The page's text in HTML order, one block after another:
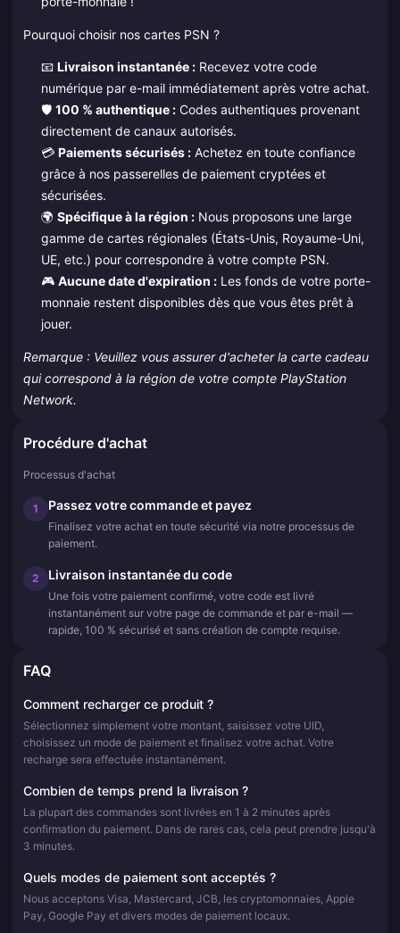
Pourquoi choisir nos cartes PSN ?
📧 Livraison instantanée :Recevez votre code
numérique par e-mail immédiatement après votre achat.
🛡️ 100 % authentique :Codes authentiques provenant
directement de canaux autorisés.
💳 Paiements sécurisés :Achetez en toute confiance
grâce à nos passerelles de paiement cryptées et
sécurisées.
🌍 Spécifique à la région :Nous proposons une large
gamme de cartes régionales (États-Unis, Royaume-Uni,
UE, etc.) pour correspondre à votre compte PSN.
🎮 Aucune date d'expiration :Les fonds de votre porte-
monnaie restent disponibles dès que vous êtes prêt à
jouer.
Remarque : Veuillez vous assurer d'acheter la carte cadeau
qui correspond à la région de votre compte PlayStation
Network.
Procédure d'achat
Processus d'achat
1 Passez votre commande et payez
Finalisez votre achat en toute sécurité via notre processus de
paiement.
2 Livraison instantanée du code
Une fois votre paiement confirmé, votre code est livré
instantanément sur votre page de commande et par e-mail —
rapide, 100 % sécurisé et sans création de compte requise.
FAQ
Comment recharger ce produit ?
Sélectionnez simplement votre montant, saisissez votre UID,
choisissez un mode de paiement et finalisez votre achat. Votre
recharge sera effectuée instantanément.
Combien de temps prend la livraison ?
La plupart des commandes sont livrées en 1 à 2 minutes après
confirmation du paiement. Dans de rares cas, cela peut prendre jusqu'à
3 minutes.
Quels modes de paiement sont acceptés ?
Nous acceptons Visa, Mastercard, JCB, les cryptomonnaies, Apple
Pay, Google Pay et divers modes de paiement locaux.